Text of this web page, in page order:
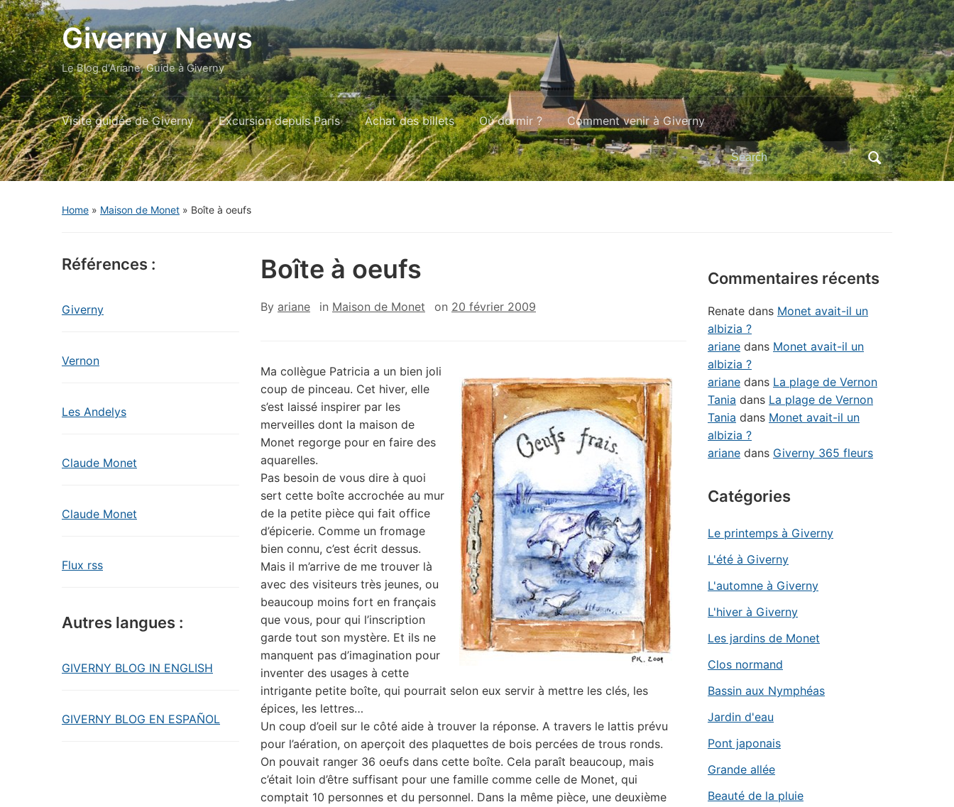
Giverny News
Le Blog d'Ariane, Guide à Giverny
Visite guidée de Giverny Excursion depuis Paris Achat des billets Où dormir ? Comment venir à Giverny
Search
for:
Home » Maison de Monet » Boîte à oeufs
Références :
Giverny
Vernon
Les Andelys
Claude Monet
Claude Monet
Flux rss
Autres langues :
GIVERNY BLOG IN ENGLISH
GIVERNY BLOG EN ESPAÑOL
Boîte à oeufs
By ariane in Maison de Monet on 20 février 2009
Ma collègue Patricia a un bien joli
coup de pinceau. Cet hiver, elle
s’est laissé inspirer par les
merveilles dont la maison de
Monet regorge pour en faire des
aquarelles.
Pas besoin de vous dire à quoi
sert cette boîte accrochée au mur
de la petite pièce qui fait office
d’épicerie. Comme un fromage
bien connu, c’est écrit dessus.
Mais il m’arrive de me trouver là
avec des visiteurs très jeunes, ou
beaucoup moins fort en français
que vous, pour qui l’inscription
garde tout son mystère. Et ils ne
manquent pas d’imagination pour
inventer des usages à cette
intrigante petite boîte, qui pourrait selon eux servir à mettre les clés, les
épices, les lettres…
Un coup d’oeil sur le côté aide à trouver la réponse. A travers le lattis prévu
pour l’aération, on aperçoit des plaquettes de bois percées de trous ronds.
On pouvait ranger 36 oeufs dans cette boîte. Cela paraît beaucoup, mais
c’était loin d’être suffisant pour une famille comme celle de Monet, qui
comptait 10 personnes et du personnel. Dans la même pièce, une deuxième
Commentaires récents
Renate dans Monet avait-il un
albizia ?
ariane dans Monet avait-il un
albizia ?
ariane dans La plage de Vernon
Tania dans La plage de Vernon
Tania dans Monet avait-il un
albizia ?
ariane dans Giverny 365 fleurs
Catégories
Le printemps à Giverny
L'été à Giverny
L'automne à Giverny
L'hiver à Giverny
Les jardins de Monet
Clos normand
Bassin aux Nymphéas
Jardin d'eau
Pont japonais
Grande allée
Beauté de la pluie